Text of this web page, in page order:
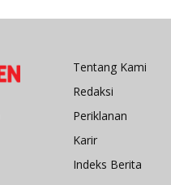
Tentang Kami
Redaksi
Periklanan
Karir
Indeks Berita